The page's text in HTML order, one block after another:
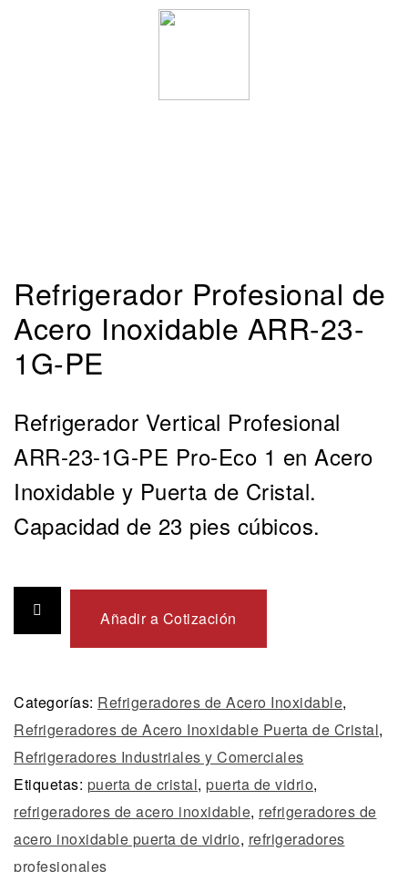
Refrigerador Profesional de
Acero Inoxidable ARR-23-
1G-PE
Refrigerador Vertical Profesional
ARR-23-1G-PE Pro-Eco 1 en Acero
Inoxidable y Puerta de Cristal.
Capacidad de 23 pies cúbicos.
Añadir a Cotización
Categorías: Refrigeradores de Acero Inoxidable,
Refrigeradores de Acero Inoxidable Puerta de Cristal,
Refrigeradores Industriales y Comerciales
Etiquetas: puerta de cristal, puerta de vidrio,
refrigeradores de acero inoxidable, refrigeradores de
acero inoxidable puerta de vidrio, refrigeradores
profesionales